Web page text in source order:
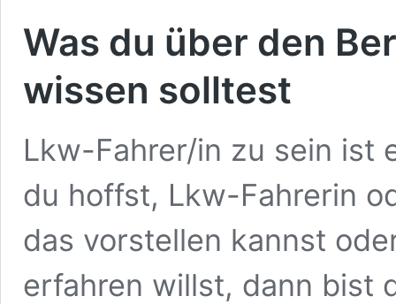
Was du über den
wissen solltest
Lkw-Fahrer/in zu sein ist
du hoffst, Lkw-Fahrerin
das vorstellen kannst
erfahren willst, dann bist